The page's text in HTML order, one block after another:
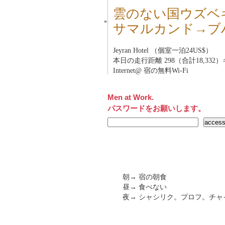
■
雲のない国ウズ
サマルカンド→ブ
Jeyran Hotel （個室一泊24US$）
本日の走行距離 298（合計18,332）
Internet@ 宿の無料Wi-Fi
Men at Work.
パスワードをお願いします。
朝→ 宿の朝食
昼→ 食べない
夜→ シャシリク。プロフ。チャ